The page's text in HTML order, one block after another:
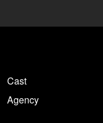
Cast
Agency